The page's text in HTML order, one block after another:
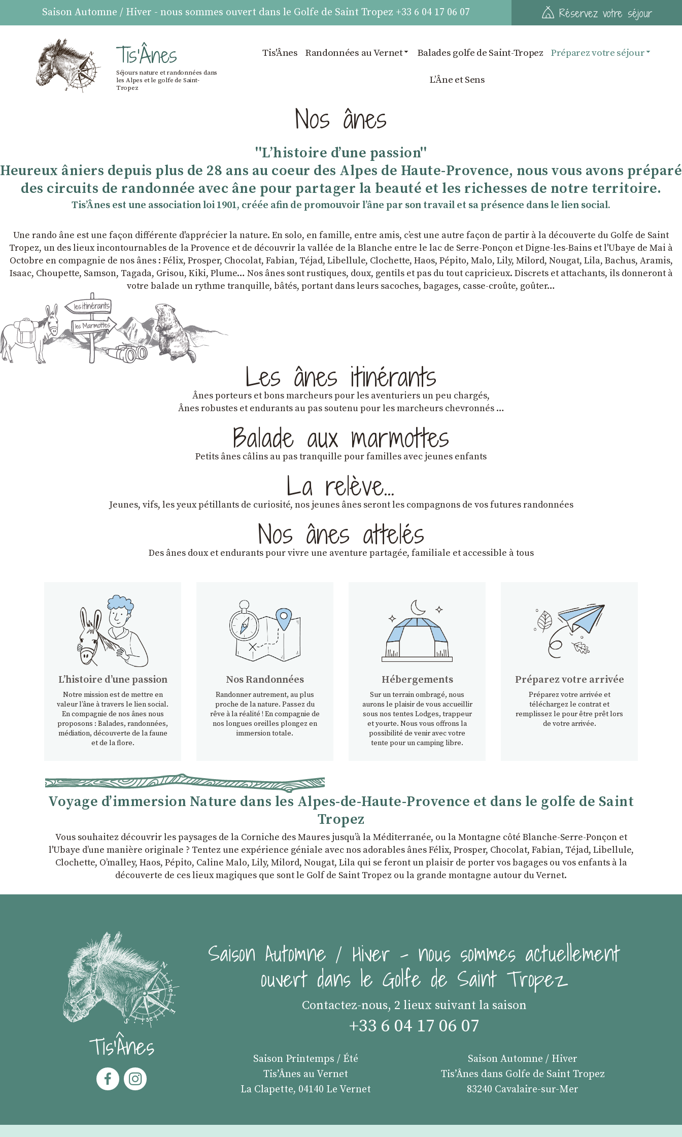
Saison Automne / Hiver - nous sommes ouvert dans le Golfe de Saint Tropez +33 6 04 17 06 07 Réservez votre séjour
Tis'Ânes
Séjours nature et randonnées dans
les Alpes et le golfe de Saint-
Tropez
Tis'Ânes Randonnées au Vernet Balades golfe de Saint-Tropez Préparez votre séjour
LʼÂne et Sens
Nos ânes
''Lʼhistoire dʼune passion''
Heureux âniers depuis plus de 28 ans au coeur des Alpes de Haute-Provence, nous vous avons préparé
des circuits de randonnée avec âne pour partager la beauté et les richesses de notre territoire.
TisʼÂnes est une association loi 1901, créée afin de promouvoir lʼâne par son travail et sa présence dans le lien social.
Une rando âne est une façon différente d'apprécier la nature. En solo, en famille, entre amis, cʼest une autre façon de partir à la découverte du Golfe de Saint
Tropez, un des lieux incontournables de la Provence et de découvrir la vallée de la Blanche entre le lac de Serre-Ponçon et Digne-les-Bains et l'Ubaye de Mai à
Octobre en compagnie de nos ânes : Félix, Prosper, Chocolat, Fabian, Téjad, Libellule, Clochette, Haos, Pépito, Malo, Lily, Milord, Nougat, Lila, Bachus, Aramis,
Isaac, Choupette, Samson, Tagada, Grisou, Kiki, Plume… Nos ânes sont rustiques, doux, gentils et pas du tout capricieux. Discrets et attachants, ils donneront à
votre balade un rythme tranquille, bâtés, portant dans leurs sacoches, bagages, casse-croûte, goûter…
Les ânes itinérants
Ânes porteurs et bons marcheurs pour les aventuriers un peu chargés,
Ânes robustes et endurants au pas soutenu pour les marcheurs chevronnés …
Balade aux marmottes
Petits ânes câlins au pas tranquille pour familles avec jeunes enfants
La relève…
Jeunes, vifs, les yeux pétillants de curiosité, nos jeunes ânes seront les compagnons de vos futures randonnées
Nos ânes attelés
Des ânes doux et endurantspour vivre une aventure partagée, familiale et accessible à tous
Lʼhistoire dʼune passion
Notre mission est de mettre en
valeur l’âne à travers le lien social.
En compagnie de nos ânes nous
proposons : Balades, randonnées,
médiation, découverte de la faune
et de la flore.
Nos Randonnées
Randonner autrement, au plus
proche de la nature. Passez du
rêve à la réalité ! En compagnie de
nos longues oreilles plongez en
immersion totale.
Hébergements
Sur un terrain ombragé, nous
aurons le plaisir de vous accueillir
sous nos tentes Lodges, trappeur
et yourte. Nous vous offrons la
possibilité de venir avec votre
tente pour un camping libre.
Préparez votre arrivée
Préparez votre arrivée et
téléchargez le contrat et
remplissez le pour être prêt lors
de votre arrivée.
Voyage d’immersion Nature dans les Alpes-de-Haute-Provence et dans le golfe de Saint
Tropez
Vous souhaitez découvrir les paysages de la Corniche des Maures jusqu’à la Méditerranée, ou la Montagne côté Blanche-Serre-Ponçon et
l'Ubaye dʼune manière originale ? Tentez une expérience géniale avec nos adorables ânes Félix, Prosper, Chocolat, Fabian, Téjad, Libellule,
Clochette, Oʼmalley, Haos, Pépito, Caline Malo, Lily, Milord, Nougat, Lila qui se feront un plaisir de porter vos bagages ou vos enfants à la
découverte de ces lieux magiques que sont le Golf de Saint Tropez ou la grande montagne autour du Vernet.
Tis'Ânes
Saison Automne / Hiver - nous sommes actuellement
ouvert dans le Golfe de Saint Tropez
Contactez-nous, 2 lieux suivant la saison
+33 6 04 17 06 07
Saison Printemps / Été
Tis’Ânes au Vernet
La Clapette, 04140 Le Vernet
Saison Automne / Hiver
Tis’Ânes dans Golfe de Saint Tropez
83240 Cavalaire-sur-Mer